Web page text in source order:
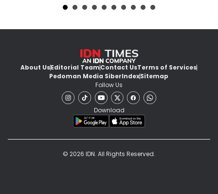
About UsEditorial TeamContact UsTerms of Services
Pedoman Media SiberIndexSitemap
Follow Us
Download
© 2026 IDN. All Rights Reserved.